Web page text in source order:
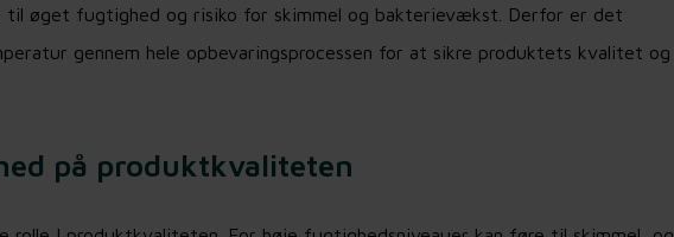
til øget fugtighed og risiko for skimmel og bakterievækst. Derfor er det
gennem hele opbevaringsprocessen for at sikre produktets kvalitet og
på produktkvaliteten